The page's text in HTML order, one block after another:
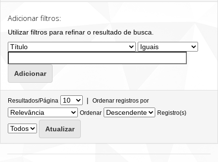
Adicionar filtros:
Utilizar filtros para refinar o resultado de busca.
Resultados/Página | Ordenar registros por
Ordenar
Registro(s)